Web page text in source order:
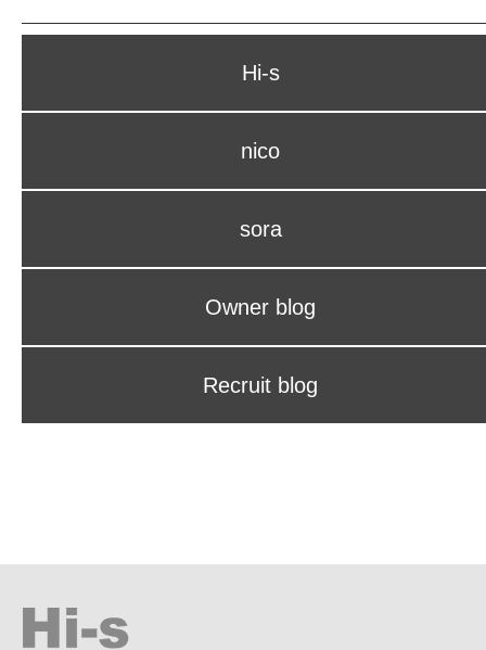
Hi-s
nico
sora
Owner blog
Recruit blog